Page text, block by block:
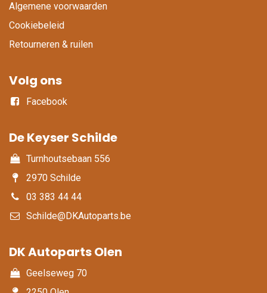
Algemene voorwaarden
Cookiebeleid
Retourneren & ruilen
Volg ons
Facebook
De Keyser Schilde
Turnhoutsebaan 556
2970 Schilde
03 383 44 44
Schilde@DKAutoparts.be
DK Autoparts Olen​
Geelseweg 70